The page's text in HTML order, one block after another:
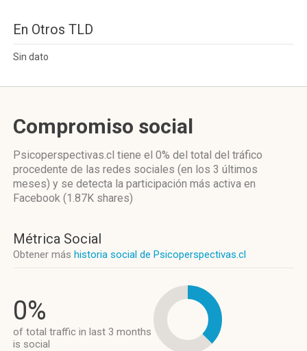
En Otros TLD
Sin dato
Compromiso social
Psicoperspectivas.cl tiene el 0% del total del tráfico
procedente de las redes sociales (en los 3 últimos
meses) y se detecta la participación más activa en
Facebook (1.87K shares)
Métrica Social
Obtener más historia social de Psicoperspectivas.cl
0%
of total traffic in last 3 months
is social